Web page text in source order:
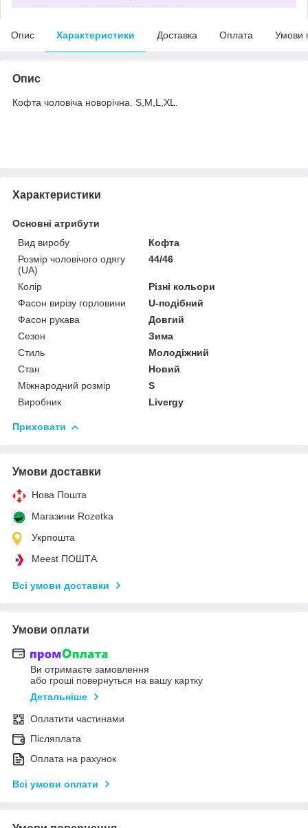
Опис Характеристики Доставка Оплата Умови
Опис
Кофта чоловіча новорічна. S,M,L,XL.
Характеристики
Основні атрибути
Вид виробу
Кофта
Розмір чоловічого одягу
(UA)
44/46
Колір
Різні кольори
Фасон вирізу горловини
U-подібний
Фасон рукава
Довгий
Сезон
Зима
Стиль
Молодіжний
Стан
Новий
Міжнародний розмір
S
Виробник
Livergy
Приховати
Умови доставки
Нова Пошта
Магазини Rozetka
Укрпошта
Meest ПОШТА
Всі умови доставки
Умови оплати
Ви отримаєте замовлення
або гроші повернуться на вашу картку
Детальніше
Оплатити частинами
Післяплата
Оплата на рахунок
Всі умови оплати